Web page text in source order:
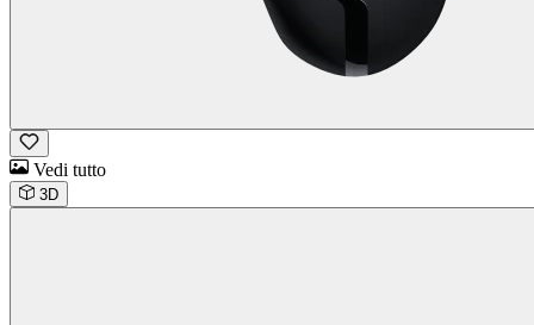
Vedi tutto
3D